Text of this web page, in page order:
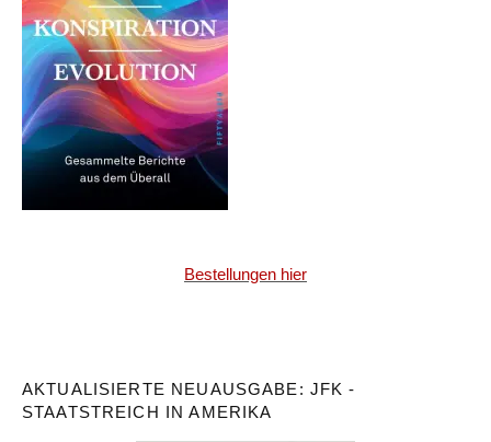
Bestellungen hier
AKTUALISIERTE NEUAUSGABE: JFK -
STAATSTREICH IN AMERIKA